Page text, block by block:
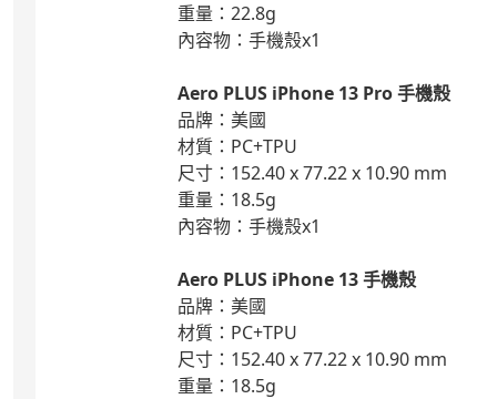
重量：22.8g
內容物：手機殼x1
Aero PLUS iPhone 13 Pro手機殼
品牌：美國
材質：PC+TPU
尺寸：152.40 x 77.22 x 10.90 mm
重量：18.5g
內容物：手機殼x1
Aero PLUS iPhone 13手機殼
品牌：美國
材質：PC+TPU
尺寸：152.40 x 77.22 x 10.90 mm
重量：18.5g